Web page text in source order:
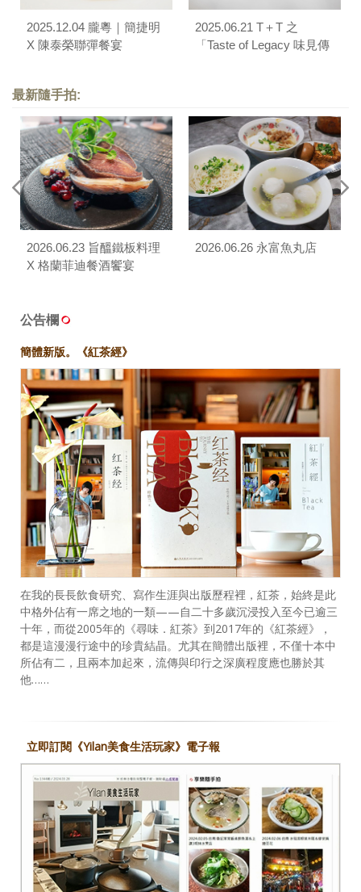
2025.12.04 朧粵｜簡捷明
X 陳泰榮聯彈餐宴
2025.06.21 T＋T 之
「Taste of Legacy 味見傳
最新隨手拍:
2026.06.23 旨醞鐵板料理
X 格蘭菲迪餐酒饗宴
2026.06.26 永富魚丸店
公告欄
簡體新版。《紅茶經》
在我的長長飲食研究、寫作生涯與出版歷程裡，紅茶，始終是此
中格外佔有一席之地的一類——自二十多歲沉浸投入至今已逾三
十年，而從2005年的《尋味．紅茶》到2017年的《紅茶經》，
都是這漫漫行途中的珍貴結晶。尤其在簡體出版裡，不僅十本中
所佔有二，且兩本加起來，流傳與印行之深廣程度應也勝於其
他……
立即訂閱《Yilan美食生活玩家》電子報